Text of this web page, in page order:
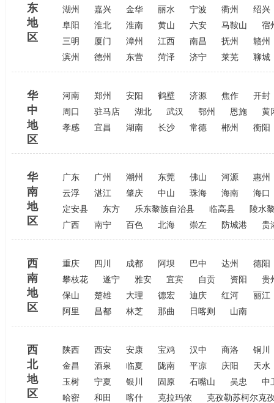
东
地
区
湖州
嘉兴 金华 丽水 宁波 衢州
绍兴
阜阳
淮北 淮南 黄山 六安 马鞍山
宿
三明
厦门 漳州 江西 南昌 抚州
赣州
滨州
德州 东营 菏泽 济宁 莱芜 聊城
华
中
地
区
河南 郑州 安阳 鹤壁 济源 焦作
开封
周口
驻马店 湖北 武汉 鄂州 恩施
黄
孝感
宜昌 湖南 长沙 常德 郴州 衡阳
华
南
地
区
广东 广州 潮州 东莞 佛山 河源
惠州
云浮
湛江 肇庆 中山 珠海 海南
海口
定安县
东方 乐东黎族自治县 临高县
陵水
广西
南宁 百色 北海 崇左 防城港 贵
西
南
地
区
重庆 四川 成都 阿坝 巴中 达州
德阳
攀枝花
遂宁 雅安 宜宾 自贡 资阳
贵
保山
楚雄 大理 德宏 迪庆 红河
丽江
阿里
昌都 林芝 那曲 日喀则 山南
西
北
地
区
陕西 西安 安康 宝鸡 汉中 商洛
铜川
金昌
酒泉 临夏 陇南 平凉 庆阳
天水
玉树
宁夏 银川 固原 石嘴山 吴忠
中
哈密
和田 喀什 克拉玛依 克孜勒苏柯尔克